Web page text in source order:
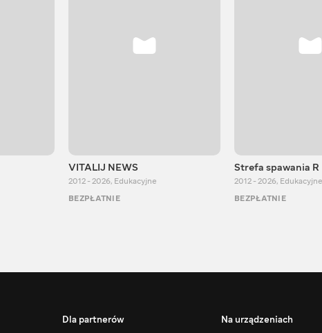
VITALIJ NEWS
2012 - 2026, Edukacyjne
BEZPŁATNIE
Strefa spawania R
2012 - 2026, Edukacyjne
BEZPŁATNIE
Dla partnerów Na urządzeniach